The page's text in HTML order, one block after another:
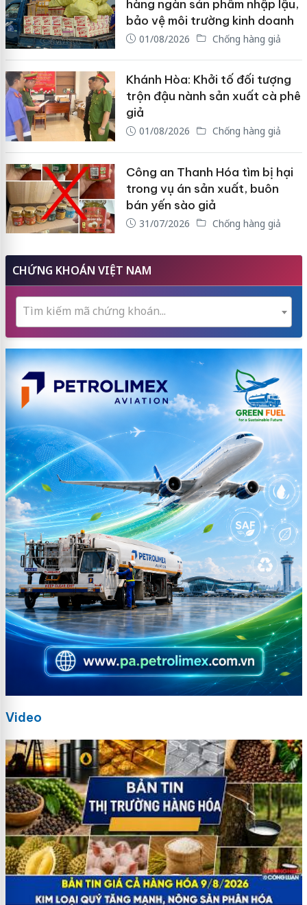
hàng ngàn sản phẩm nhập lậu,
bảo vệ môi trường kinh doanh
01/08/2026 Chống hàng giả
Khánh Hòa: Khởi tố đối tượng
trộn đậu nành sản xuất cà phê
giả
01/08/2026 Chống hàng giả
Công an Thanh Hóa tìm bị hại
trong vụ án sản xuất, buôn
bán yến sào giả
31/07/2026 Chống hàng giả
CHỨNG KHOÁN VIỆT NAM
Tìm kiếm mã chứng khoán...
Video